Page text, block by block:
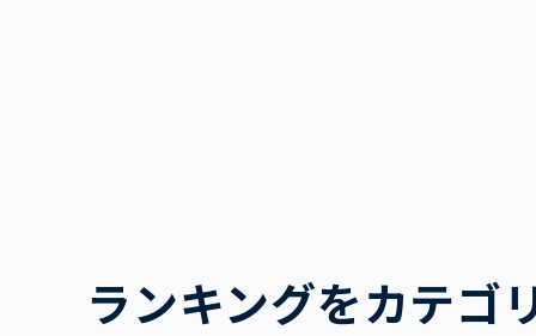
ランキングをカテゴ